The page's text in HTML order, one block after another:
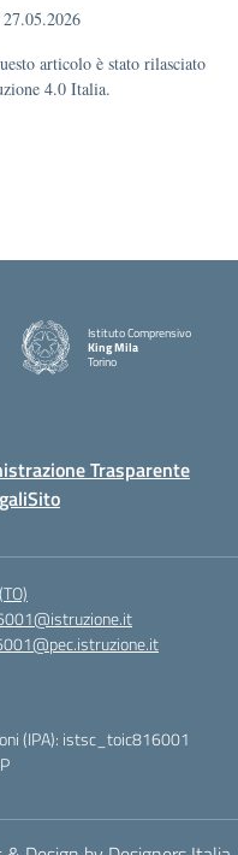
27.05.2026
articolo è stato rilasciato
4.0 Italia.
Istituto Comprensivo
King Mila
Torino
Trasparente
Sito
(IPA): istsc_toic816001